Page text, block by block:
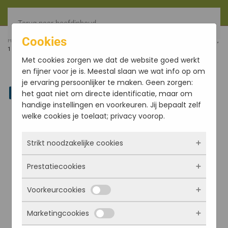
Terug naar hoofdinhoud
HOME FILTER
ZILVEREN SYMBOOL VAN SRI AUROBINDO,
16MM, GEWICHT 1,5 GRAM
Linkedin
Cookies
Met cookies zorgen we dat de website goed werkt
en fijner voor je is. Meestal slaan we wat info op om
je ervaring persoonlijker te maken. Geen zorgen:
het gaat niet om directe identificatie, maar om
handige instellingen en voorkeuren. Jij bepaalt zelf
welke cookies je toelaat; privacy voorop.
Strikt noodzakelijke cookies
Deze cookies zorgen ervoor dat de website
überhaupt werkt. Ze zijn dus altijd actief en
kunnen niet worden uitgezet. Meestal worden
ze alleen geplaatst als jij iets doet, zoals
inloggen, een formulier invullen of je
Prestatiecookies
Met deze cookies zien we hoe vaak onze site
bezocht wordt, waar bezoekers vandaan
komen en welke pagina’s populair zijn. Zo
Voorkeurcookies
Deze cookies onthouden jouw voorkeuren.
Marketingcookies